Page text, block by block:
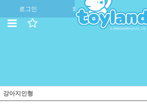
로그인 회원가입 주문
강아지인형